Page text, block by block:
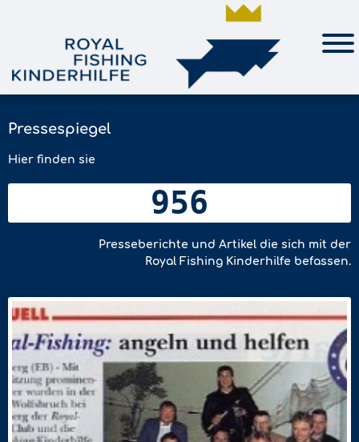
Pressespiegel
Hier finden sie
956
Presseberichte und Artikel die sich mit der
Royal Fishing Kinderhilfe befassen.